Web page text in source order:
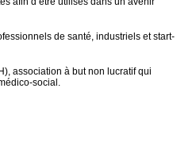
de santé, industriels et start-
association à but non lucratif qui
social.